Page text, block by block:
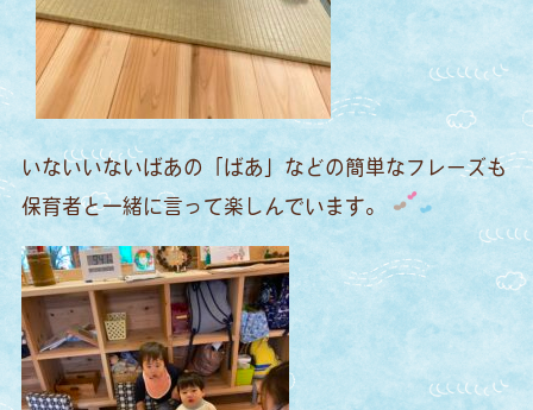
いないいないばあの「ばあ」などの簡単なフレーズも
保育者と一緒に言って楽しんでいます。